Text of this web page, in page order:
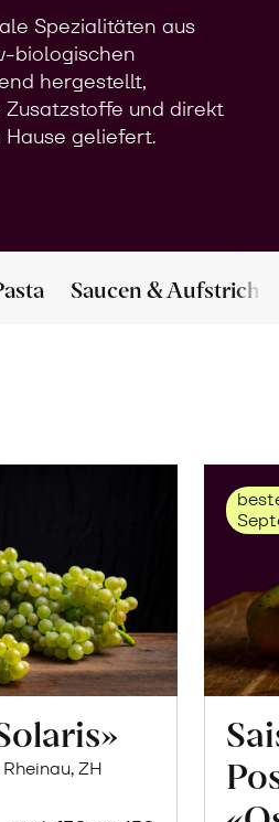
Spezialitäten aus
biologischen
hergestellt,
und direkt
Hause geliefert.
Saucen & Aufstriche
ZH